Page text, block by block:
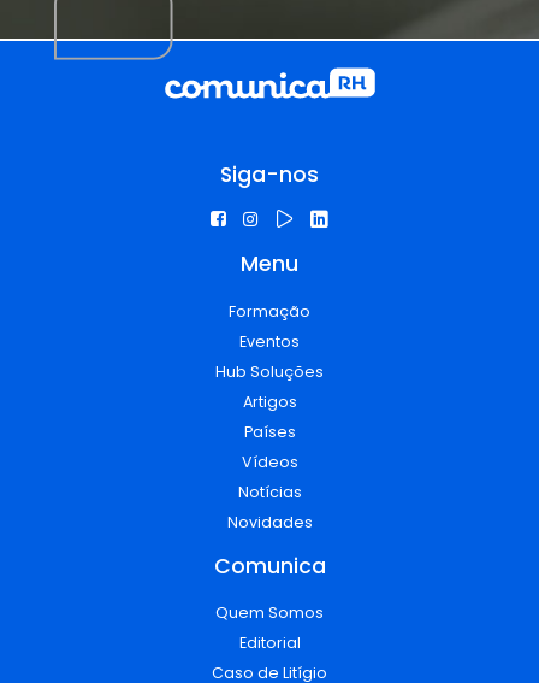
Siga-nos
Menu
Formação
Eventos
Hub Soluções
Artigos
Países
Vídeos
Notícias
Novidades
Comunica
Quem Somos
Editorial
Caso de Litígio